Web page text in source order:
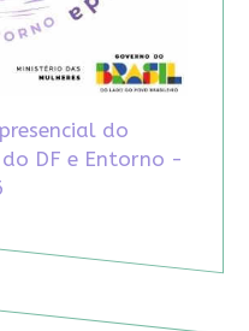
do
DF e Entorno -